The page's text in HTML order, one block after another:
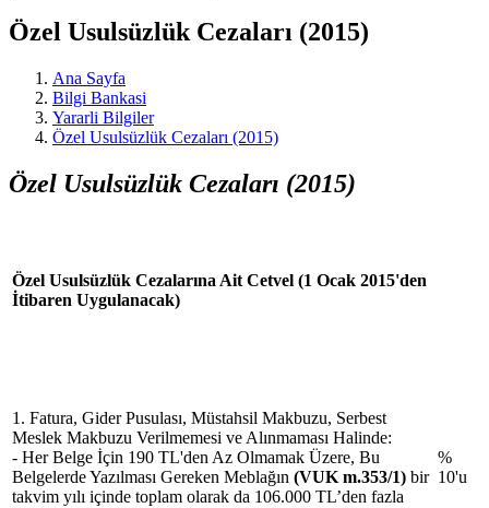
Özel Usulsüzlük Cezaları (2015)
Ana Sayfa
Bilgi Bankasi
Yararli Bilgiler
Özel Usulsüzlük Cezaları (2015)
Özel Usulsüzlük Cezaları (2015)
Özel Usulsüzlük Cezalarına Ait Cetvel (1 Ocak 2015'den
İtibaren Uygulanacak)
1. Fatura, Gider Pusulası, Müstahsil Makbuzu, Serbest
Meslek Makbuzu Verilmemesi ve Alınmaması Halinde:
- Her Belge İçin 190 TL'den Az Olmamak Üzere, Bu
Belgelerde Yazılması Gereken Meblağın (VUK m.353/1) bir
takvim yılı içinde toplam olarak da 106.000 TL’den fazla
%
10'u